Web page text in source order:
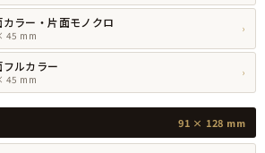
カラー・片面モノクロ
45 mm
›
フルカラー
45 mm
›
91 × 128 mm